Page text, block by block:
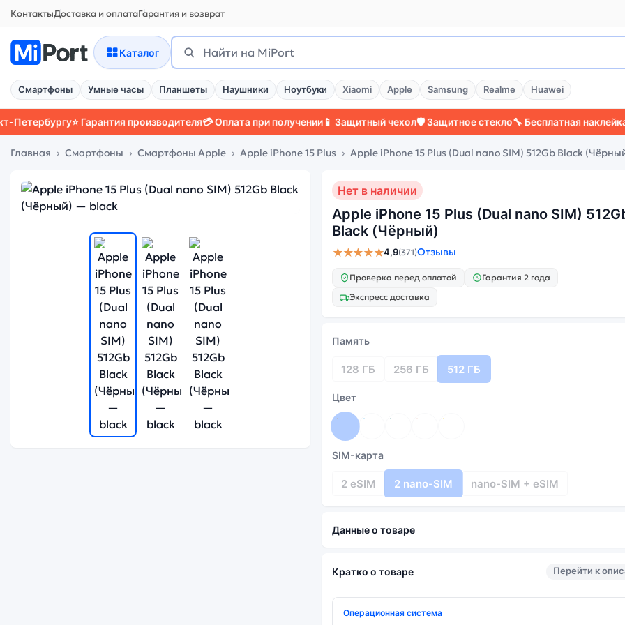
КонтактыДоставка и оплатаГарантия и возврат
Каталог
Поиск
Найти
Смартфоны Умные часы Планшеты Наушники Ноутбуки Xiaomi Apple Samsung Realme Huawei
⭐ Гарантия производителя💳 Оплата при получении📱 Защитный чехол🛡️ Защитное стекло🔧 Бесплатная наклейка
Главная Смартфоны Смартфоны Apple Apple iPhone 15 Plus Apple iPhone 15 Plus (Dual nano SIM) 512Gb Black
Нет в наличии
Apple iPhone 15 Plus (Dual nano SIM)
Black (Чёрный)
★★★★★4,9(371)Отзывы
Проверка перед оплатой
Гарантия 2 года
Экспресс доставка
Память
128 ГБ 256 ГБ 512 ГБ
Цвет
SIM-карта
2 eSIM 2 nano-SIM nano-SIM + eSIM
Данные о товаре
Кратко о товаре Перейти к
Операционная система